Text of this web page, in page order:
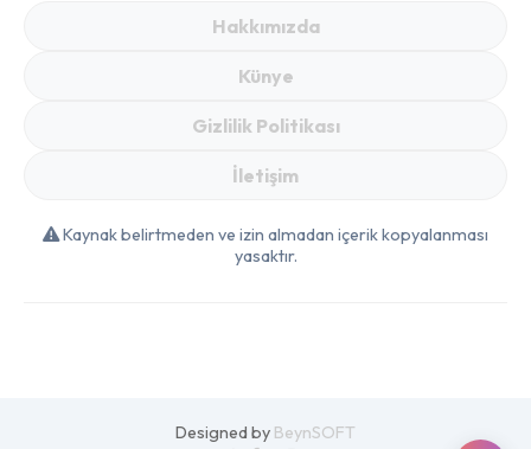
Hakkımızda
Künye
Gizlilik Politikası
İletişim
Kaynak belirtmeden ve izin almadan içerik kopyalanması
yasaktır.
Designed by BeynSOFT